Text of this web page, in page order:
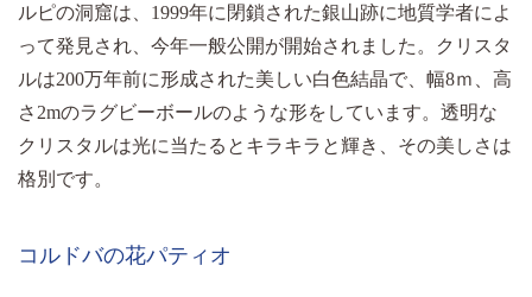
ルピの洞窟は、1999年に閉鎖された銀山跡に地質学者によ
って発見され、今年一般公開が開始されました。クリスタ
ルは200万年前に形成された美しい白色結晶で、幅8ｍ、高
さ2mのラグビーボールのような形をしています。透明な
クリスタルは光に当たるとキラキラと輝き、その美しさは
格別です。
コルドバの花パティオ